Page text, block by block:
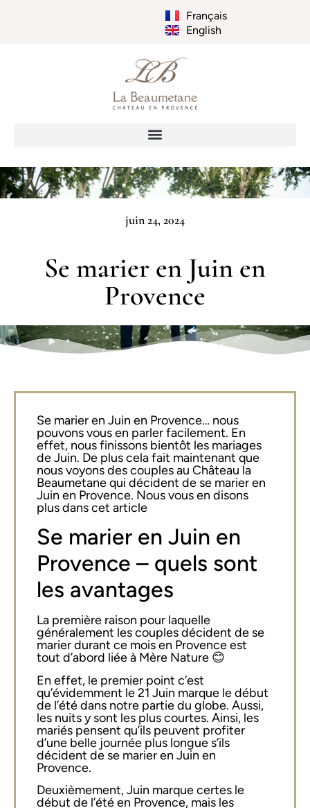
Français
English
juin 24, 2024
Se marier en Juin en
Provence
Se marier en Juin en Provence… nous
pouvons vous en parler facilement. En
effet, nous finissons bientôt les mariages
de Juin. De plus cela fait maintenant que
nous voyons des couples au Château la
Beaumetane qui décident de se marier en
Juin en Provence. Nous vous en disons
plus dans cet article
Se marier en Juin en
Provence – quels sont
les avantages
La première raison pour laquelle
généralement les couples décident de se
marier durant ce mois en Provence est
tout d’abord liée à Mère Nature 😊
En effet, le premier point c’est
qu’évidemment le 21 Juin marque le début
de l’été dans notre partie du globe. Aussi,
les nuits y sont les plus courtes. Ainsi, les
mariés pensent qu’ils peuvent profiter
d’une belle journée plus longue s’ils
décident de se marier en Juin en
Provence.
Deuxièmement, Juin marque certes le
début de l’été en Provence, mais les